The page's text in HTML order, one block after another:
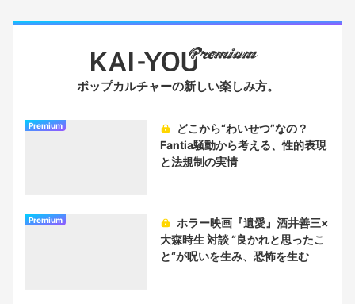
ポップカルチャーの新しい楽しみ方。
Premium
Fantia騒動から考える、性的表現
と法規制の実情
Premium
大森時生 対談 “良かれと思ったこ
と“が呪いを生み、恐怖を生む